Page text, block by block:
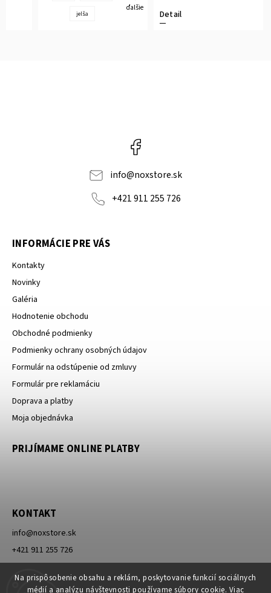
Na prispôsobenie obsahu a reklám, poskytovanie funkcií sociálnych
médií a analýzu návštevnosti používame súbory cookie. Viac
jelša
ďalšie
Detail
info@noxstore.sk
+421 911 255 726
INFORMÁCIE PRE VÁS
Kontakty
Novinky
Galéria
Hodnotenie obchodu
Obchodné podmienky
Podmienky ochrany osobných údajov
Formulár na odstúpenie od zmluvy
Formulár pre reklamáciu
Doprava a platby
Moja objednávka
PRIJÍMAME ONLINE PLATBY
KONTAKT
info@noxstore.sk
+421 911 255 726